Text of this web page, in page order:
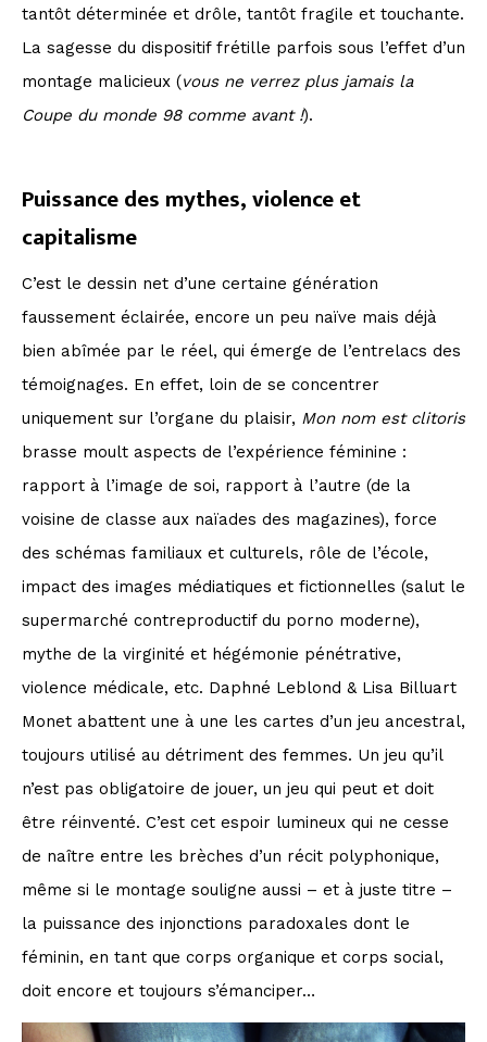
tantôt déterminée et drôle, tantôt fragile et touchante.
La sagesse du dispositif frétille parfois sous l’effet d’un
montage malicieux (vous ne verrez plus jamais la
Coupe du monde 98 comme avant !).
Puissance des mythes, violence et
capitalisme
C’est le dessin net d’une certaine génération
faussement éclairée, encore un peu naïve mais déjà
bien abîmée par le réel, qui émerge de l’entrelacs des
témoignages. En effet, loin de se concentrer
uniquement sur l’organe du plaisir, Mon nom est clitoris
brasse moult aspects de l’expérience féminine :
rapport à l’image de soi, rapport à l’autre (de la
voisine de classe aux naïades des magazines), force
des schémas familiaux et culturels, rôle de l’école,
impact des images médiatiques et fictionnelles (salut le
supermarché contreproductif du porno moderne),
mythe de la virginité et hégémonie pénétrative,
violence médicale, etc. Daphné Leblond & Lisa Billuart
Monet abattent une à une les cartes d’un jeu ancestral,
toujours utilisé au détriment des femmes. Un jeu qu’il
n’est pas obligatoire de jouer, un jeu qui peut et doit
être réinventé. C’est cet espoir lumineux qui ne cesse
de naître entre les brèches d’un récit polyphonique,
même si le montage souligne aussi – et à juste titre –
la puissance des injonctions paradoxales dont le
féminin, en tant que corps organique et corps social,
doit encore et toujours s’émanciper…